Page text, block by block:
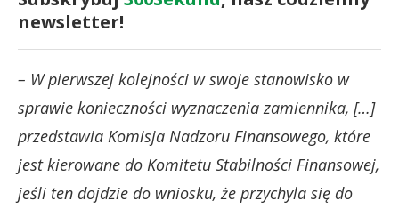
newsletter!
– W pierwszej kolejności w swoje stanowisko w
sprawie konieczności wyznaczenia zamiennika, […]
przedstawia Komisja Nadzoru Finansowego, które
jest kierowane do Komitetu Stabilności Finansowej,
jeśli ten dojdzie do wniosku, że przychyla się do